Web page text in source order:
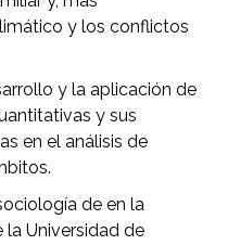
y los conflictos
y la aplicación de
y sus
en el análisis de
de en la
la Universidad de